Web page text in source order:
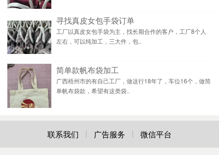
寻找真皮女包手袋订单
工厂以真皮女包手袋为主，找长期合作的客户，工厂8个人
左右，可以纯加工，三大件，包..
简单款帆布袋加工
广西梧州市的有自己工厂，做这行18年了，车位16个，做简
单帆布袋款，希望有这类袋..
联系我们 广告服务 微信平台